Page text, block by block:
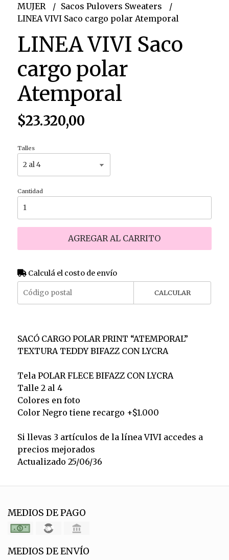
MUJER
Sacos Pulovers Sweaters
LINEA VIVI Saco cargo polar Atemporal
LINEA VIVI Saco
cargo polar
Atemporal
$23.320,00
Talles
Cantidad
AGREGAR AL CARRITO
Calculá el costo de envío
CALCULAR
SACÓ CARGO POLAR PRINT “ATEMPORAL”
TEXTURA TEDDY BIFAZZ CON LYCRA
Tela POLAR FLECE BIFAZZ CON LYCRA
Talle 2 al 4
Colores en foto
Color Negro tiene recargo +$1.000
Si llevas 3 artículos de la línea VIVI accedes a
precios mejorados
Actualizado 25/06/36
MEDIOS DE PAGO
MEDIOS DE ENVÍO